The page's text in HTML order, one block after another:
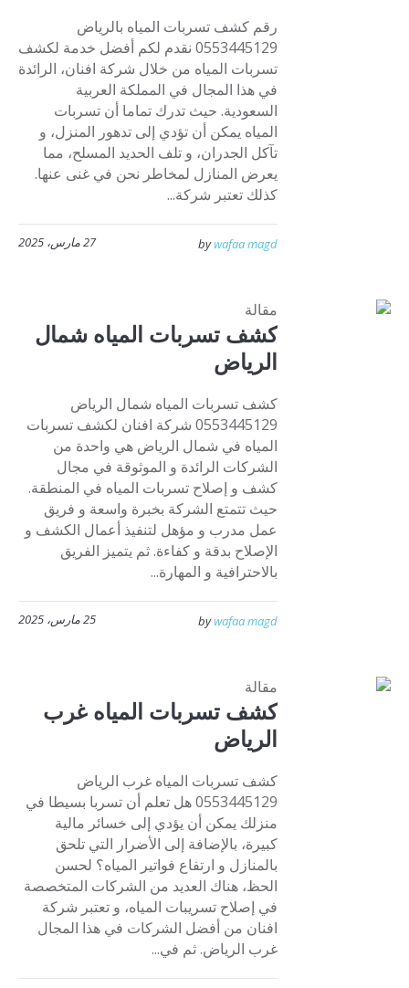
رقم كشف تسربات المياه بالرياض
0553445129 نقدم لكم أفضل خدمة لكشف
تسربات المياه من خلال شركة افنان، الرائدة
في هذا المجال في المملكة العربية
السعودية. حيث تدرك تماما أن تسربات
المياه يمكن أن تؤدي إلى تدهور المنزل، و
تآكل الجدران، و تلف الحديد المسلح، مما
يعرض المنازل لمخاطر نحن في غنى عنها.
كذلك تعتبر شركة...
27 مارس، 2025 bywafaa magd
مقالة
كشف تسربات المياه شمال
الرياض
كشف تسربات المياه شمال الرياض
0553445129 شركة افنان لكشف تسربات
المياه في شمال الرياض هي واحدة من
الشركات الرائدة و الموثوقة في مجال
كشف و إصلاح تسربات المياه في المنطقة.
حيث تتمتع الشركة بخبرة واسعة و فريق
عمل مدرب و مؤهل لتنفيذ أعمال الكشف و
الإصلاح بدقة و كفاءة. ثم يتميز الفريق
بالاحترافية و المهارة...
25 مارس، 2025 bywafaa magd
مقالة
كشف تسربات المياه غرب
الرياض
كشف تسربات المياه غرب الرياض
0553445129 هل تعلم أن تسربا بسيطا في
منزلك يمكن أن يؤدي إلى خسائر مالية
كبيرة، بالإضافة إلى الأضرار التي تلحق
بالمنازل و ارتفاع فواتير المياه؟ لحسن
الحظ، هناك العديد من الشركات المتخصصة
في إصلاح تسريبات المياه، و تعتبر شركة
افنان من أفضل الشركات في هذا المجال
غرب الرياض. ثم في...